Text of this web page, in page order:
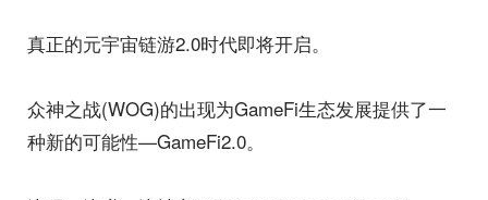
真正的元宇宙链游2.0时代即将开启。
众神之战(WOG)的出现为GameFi生态发展提供了一
种新的可能性—GameFi2.0。